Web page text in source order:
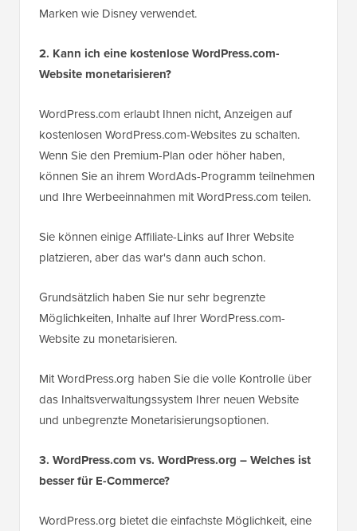
Marken wie Disney verwendet.
2. Kann ich eine kostenlose WordPress.com-
Website monetarisieren?
WordPress.com erlaubt Ihnen nicht, Anzeigen auf
kostenlosen WordPress.com-Websites zu schalten.
Wenn Sie den Premium-Plan oder höher haben,
können Sie an ihrem WordAds-Programm teilnehmen
und Ihre Werbeeinnahmen mit WordPress.com teilen.
Sie können einige Affiliate-Links auf Ihrer Website
platzieren, aber das war's dann auch schon.
Grundsätzlich haben Sie nur sehr begrenzte
Möglichkeiten, Inhalte auf Ihrer WordPress.com-
Website zu monetarisieren.
Mit WordPress.org haben Sie die volle Kontrolle über
das Inhaltsverwaltungssystem Ihrer neuen Website
und unbegrenzte Monetarisierungsoptionen.
3. WordPress.com vs. WordPress.org – Welches ist
besser für E-Commerce?
WordPress.org bietet die einfachste Möglichkeit, eine